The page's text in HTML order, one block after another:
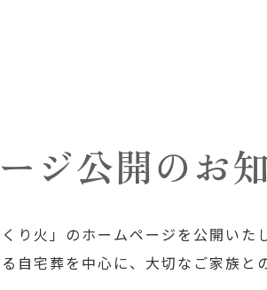
ジ公開のお
り火」のホームページを公開いた
自宅葬を中心に、大切なご家族